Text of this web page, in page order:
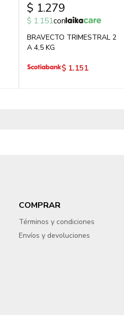
$ 1.279
$ 1.151con
BRAVECTO TRIMESTRAL 2
A 4,5 KG
$ 1.151
COMPRAR
Términos y condiciones
Envíos y devoluciones